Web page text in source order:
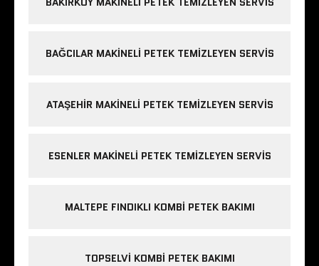
BAĞCILAR MAKINELI PETEK TEMIZLEYEN SERVIS
ATAŞEHIR MAKINELI PETEK TEMIZLEYEN SERVIS
ESENLER MAKINELI PETEK TEMIZLEYEN SERVIS
MALTEPE FINDIKLI KOMBI PETEK BAKIMI
TOPSELVI KOMBI PETEK BAKIMI